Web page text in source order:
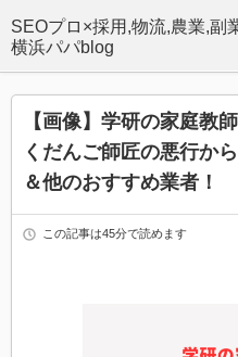
SEOプロ×採用,物流,農業,副
横浜パパblog
【画像】学研の家庭教
くだんご師匠の悪行か
＆他のおすすめ業者！
この記事は45分で読めます